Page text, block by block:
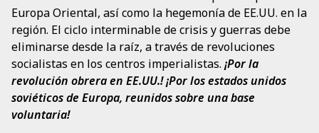
Europa Oriental, así como la hegemonía de EE.UU. en la
región. El ciclo interminable de crisis y guerras debe
eliminarse desde la raíz, a través de revoluciones
socialistas en los centros imperialistas. ¡Por la
revolución obrera en EE.UU.! ¡Por los estados unidos
soviéticos de Europa, reunidos sobre una base
voluntaria!